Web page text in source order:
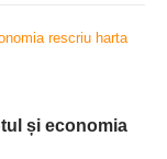
și economia